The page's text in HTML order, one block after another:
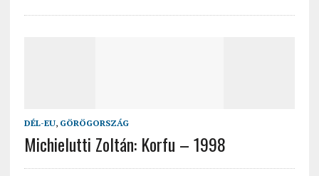
DÉL-EU, GÖRÖGORSZÁG
Michielutti Zoltán: Korfu – 1998